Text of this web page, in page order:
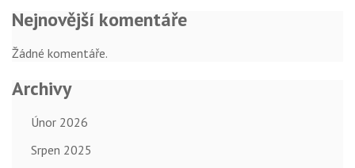
Nejnovější komentáře
Žádné komentáře.
Archivy
Únor 2026
Srpen 2025